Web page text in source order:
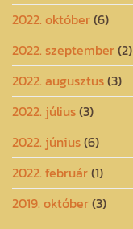
2022. október(6)
2022. szeptember(2)
2022. augusztus(3)
2022. július(3)
2022. június(6)
2022. február(1)
2019. október(3)